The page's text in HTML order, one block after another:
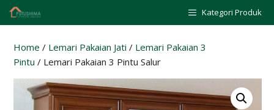
Skip
Kategori Produk
Home / Lemari Pakaian Jati / Lemari Pakaian 3
Pintu / Lemari Pakaian 3 Pintu Salur